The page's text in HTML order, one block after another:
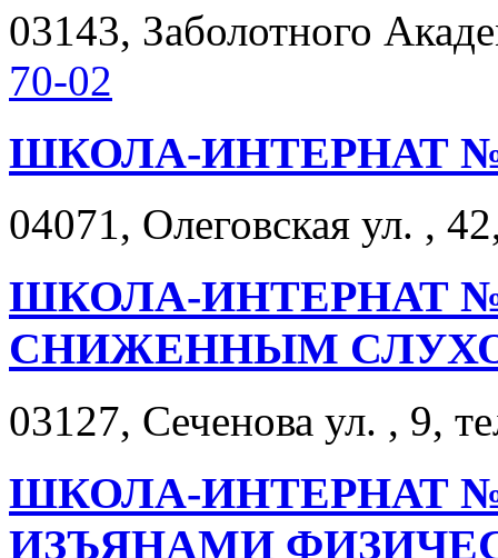
03143, Заболотного
70-02
ШКОЛА-ИНТЕРНАТ
04071, Олеговская ул. ,
ШКОЛА-ИНТЕРНАТ
СНИЖЕННЫМ
03127, Сеченова ул. , 9,
ШКОЛА-ИНТЕРНАТ
ИЗЪЯНАМИ